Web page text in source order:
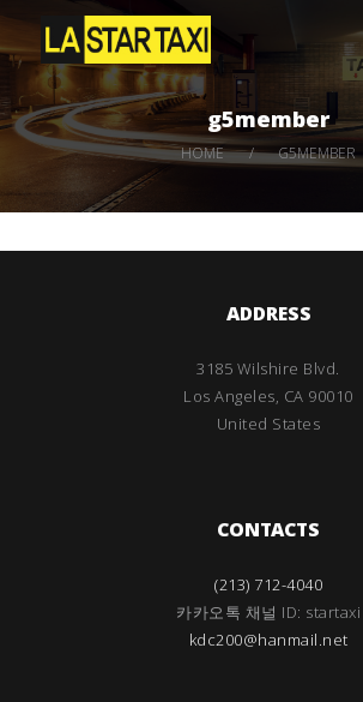
g5member
HOME G5MEMBER
LA STAR TAXI -엘에이
엘에이 한인 택시 – 공항 픽업 -최
HOME
서비스
택시 예약
비용 문의하기
ADDRESS
3185 Wilshire Blvd.
Los Angeles, CA 90010
United States
CONTACTS
(213) 712-4040
카카오톡 채널 ID: startaxi
kdc200@hanmail.net